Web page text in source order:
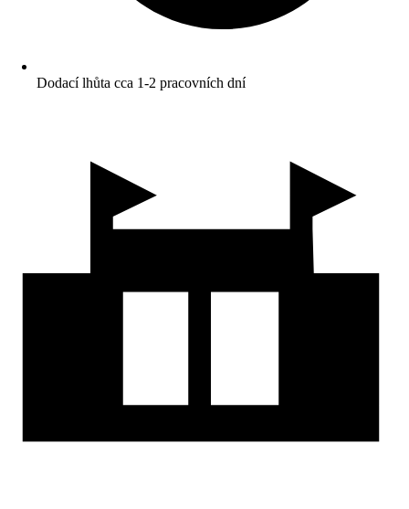
Dodací lhůta cca 1-2 pracovních dní